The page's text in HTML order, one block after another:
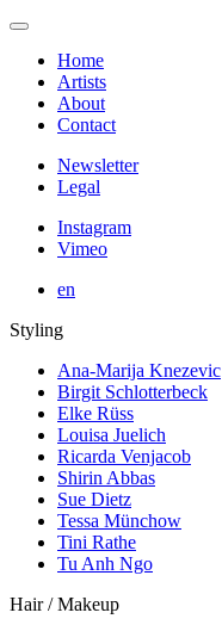
Home
Artists
About
Contact
Newsletter
Legal
Instagram
Vimeo
en
Styling
Ana-Marija Knezevic
Birgit Schlotterbeck
Elke Rüss
Louisa Juelich
Ricarda Venjacob
Shirin Abbas
Sue Dietz
Tessa Münchow
Tini Rathe
Tu Anh Ngo
Hair / Makeup